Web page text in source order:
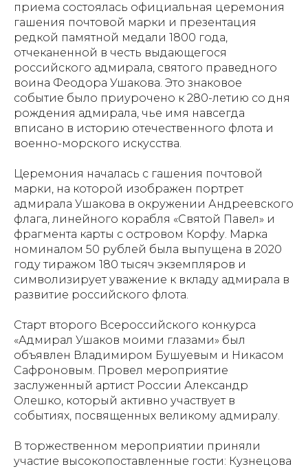
приема состоялась официальная церемония
гашения почтовой марки и презентация
редкой памятной медали 1800 года,
отчеканенной в честь выдающегося
российского адмирала, святого праведного
воина Феодора Ушакова. Это знаковое
событие было приурочено к 280-летию со дня
рождения адмирала, чье имя навсегда
вписано в историю отечественного флота и
военно-морского искусства.
Церемония началась с гашения почтовой
марки, на которой изображен портрет
адмирала Ушакова в окружении Андреевского
флага, линейного корабля «Святой Павел» и
фрагмента карты с островом Корфу. Марка
номиналом 50 рублей была выпущена в 2020
году тиражом 180 тысяч экземпляров и
символизирует уважение к вкладу адмирала в
развитие российского флота.
Старт второго Всероссийского конкурса
«Адмирал Ушаков моими глазами» был
объявлен Владимиром Бушуевым и Никасом
Сафроновым. Провел мероприятие
заслуженный артист России Александр
Олешко, который активно участвует в
событиях, посвященных великому адмиралу.
В торжественном мероприятии приняли
участие высокопоставленные гости: Кузнецова